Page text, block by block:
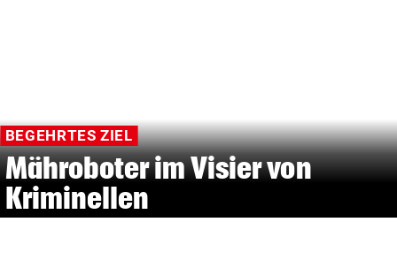
BEGEHRTES ZIEL
Mähroboter im Visier von
Kriminellen